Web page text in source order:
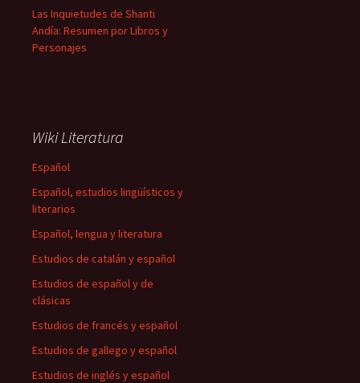
Las Inquietudes de Shanti
Andía: Resumen por Libros y
Personajes
Wiki Literatura
Español
Español, estudios lingüísticos y
literarios
Español, lengua y literatura
Estudios de catalán y español
Estudios de español y de
clásicas
Estudios de francés y español
Estudios de gallego y español
Estudios de inglés y español